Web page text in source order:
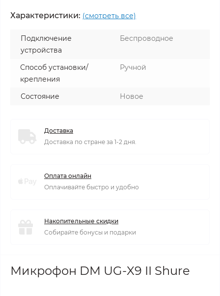
Характеристики: (смотреть все)
Подключение
устройства
Беспроводное
Способ установки/
крепления
Ручной
Состояние Новое
Доставка
Доставка по стране за 1-2 дня.
Оплата онлайн
Оплачивайте быстро и удобно
Накопительные скидки
Собирайте бонусы и подарки
Микрофон DM UG-X9 II Shure